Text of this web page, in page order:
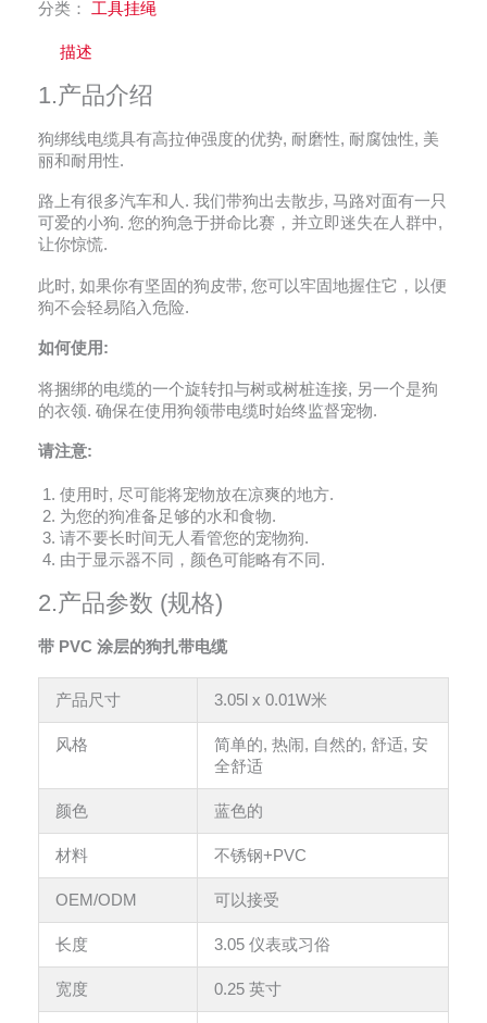
分类： 工具挂绳
描述
1.产品介绍
狗绑线电缆具有高拉伸强度的优势, 耐磨性, 耐腐蚀性, 美
丽和耐用性.
路上有很多汽车和人. 我们带狗出去散步, 马路对面有一只
可爱的小狗. 您的狗急于拼命比赛，并立即迷失在人群中,
让你惊慌.
此时, 如果你有坚固的狗皮带, 您可以牢固地握住它，以便
狗不会轻易陷入危险.
如何使用:
将捆绑的电缆的一个旋转扣与树或树桩连接, 另一个是狗
的衣领. 确保在使用狗领带电缆时始终监督宠物.
请注意:
使用时, 尽可能将宠物放在凉爽的地方.
为您的狗准备足够的水和食物.
请不要长时间无人看管您的宠物狗.
由于显示器不同，颜色可能略有不同.
2.产品参数 (规格)
带 PVC 涂层的狗扎带电缆
产品尺寸 3.05l x 0.01W米
风格
简单的, 热闹, 自然的, 舒适, 安
全舒适
颜色 蓝色的
材料 不锈钢+PVC
OEM/ODM 可以接受
长度 3.05 仪表或习俗
宽度 0.25 英寸